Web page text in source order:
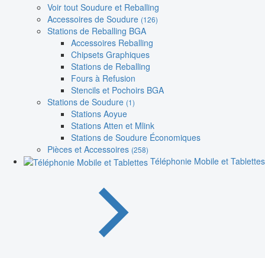
Voir tout Soudure et Reballing
Accessoires de Soudure (126)
Stations de Reballing BGA
Accessoires Reballing
Chipsets Graphiques
Stations de Reballing
Fours à Refusion
Stencils et Pochoirs BGA
Stations de Soudure (1)
Stations Aoyue
Stations Atten et Mlink
Stations de Soudure Économiques
Pièces et Accessoires (258)
Téléphonie Mobile et Tablettes